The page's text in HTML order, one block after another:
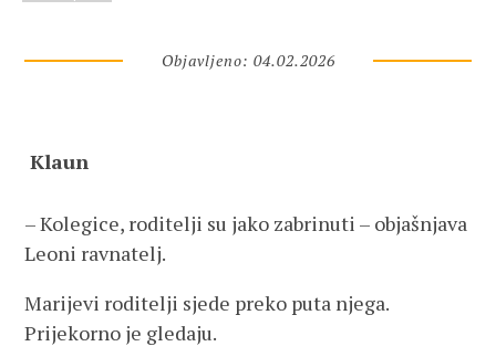
Objavljeno: 04.02.2026
Klaun
– Kolegice, roditelji su jako zabrinuti – objašnjava
Leoni ravnatelj.
Marijevi roditelji sjede preko puta njega.
Prijekorno je gledaju.